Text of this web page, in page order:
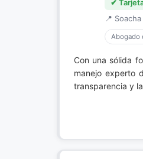
✔
📍
Abogado
Con una sólida
manejo experto
transparencia y